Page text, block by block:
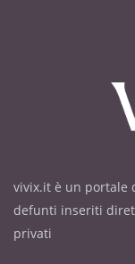
vivix.it è un portale
defunti inseriti
privati